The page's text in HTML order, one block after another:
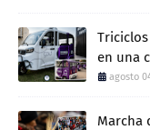
en una
agosto
Marcha